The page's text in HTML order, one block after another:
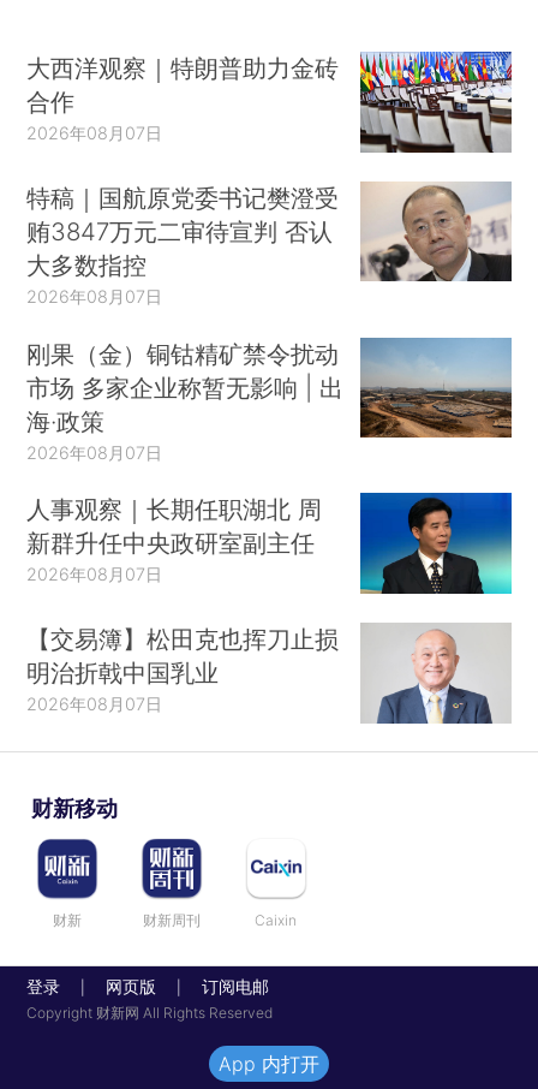
大西洋观察｜特朗普助力金砖
合作
2026年08月07日
特稿｜国航原党委书记樊澄受
贿3847万元二审待宣判 否认
大多数指控
2026年08月07日
刚果（金）铜钴精矿禁令扰动
市场 多家企业称暂无影响 | 出
海·政策
2026年08月07日
人事观察｜长期任职湖北 周
新群升任中央政研室副主任
2026年08月07日
【交易簿】松田克也挥刀止损
明治折戟中国乳业
2026年08月07日
财新移动
财新 财新周刊 Caixin
登录 网页版 订阅电邮
Copyright 财新网 All Rights Reserved
App 内打开